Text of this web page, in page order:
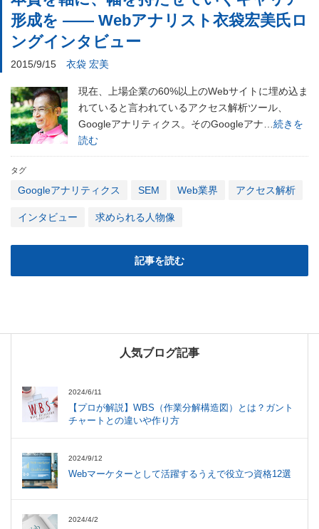
形成を ―― Webアナリスト衣袋宏美氏ロ
ングインタビュー
2015/9/15 衣袋 宏美
現在、上場企業の60%以上のWebサイトに埋め込ま
れていると言われているアクセス解析ツール、
Googleアナリティクス。そのGoogleアナ… 続きを
読む
タグ
Googleアナリティクス SEM Web業界 アクセス解析
インタビュー 求められる人物像
記事を読む
人気ブログ記事
2024/6/11
【プロが解説】WBS（作業分解構造図）とは？ガント
チャートとの違いや作り方
2024/9/12
Webマーケターとして活躍するうえで役立つ資格12選
2024/4/2